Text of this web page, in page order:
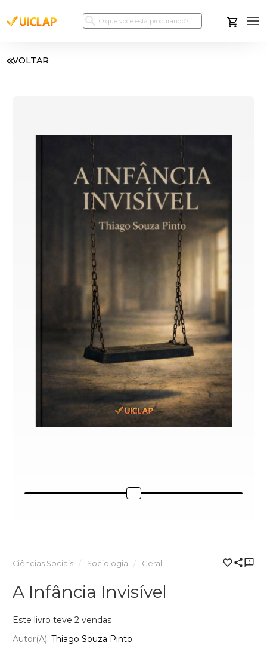
VOLTAR
Ciências Sociais Sociologia Geral
A Infância Invisível
Este livro teve 2 vendas
Autor(a): Thiago Souza Pinto